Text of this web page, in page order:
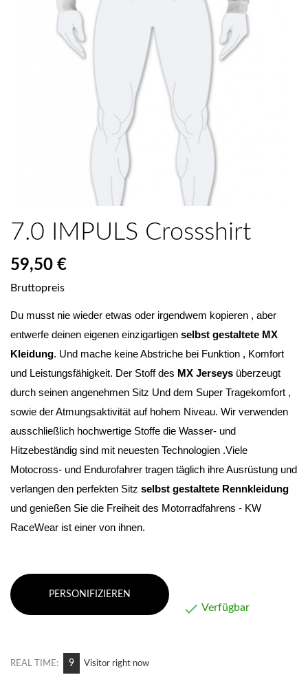
7.0 IMPULS Crossshirt
59,50 €
Bruttopreis
Du musst nie wieder etwas oder irgendwem kopieren , aber
entwerfe deinen eigenen einzigartigen selbst gestaltete MX
Kleidung. Und mache keine Abstriche bei Funktion , Komfort
und Leistungsfähigkeit. Der Stoff des MX Jerseys überzeugt
durch seinen angenehmen Sitz Und dem Super Tragekomfort ,
sowie der Atmungsaktivität auf hohem Niveau. Wir verwenden
ausschließlich hochwertige Stoffe die Wasser- und
Hitzebeständig sind mit neuesten Technologien .Viele
Motocross- und Endurofahrer tragen täglich ihre Ausrüstung und
verlangen den perfekten Sitz
und genießen Sie die Freiheit des Motorradfahrens - KW
RaceWear ist einer von ihnen.
PERSONIFIZIEREN
 Verfügbar
REAL TIME: 13 Visitor right now